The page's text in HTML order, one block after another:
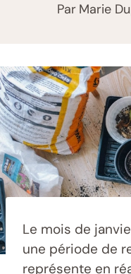
Par Marie
Le mois de
une période de
représente en